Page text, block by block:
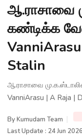
ஆ.ராசாவை
கண்டிக்க
Stalin
ஆ.ராசாவை
VanniArasu | A Raja |
ByKumudam Team
Last Update : 24 Jun